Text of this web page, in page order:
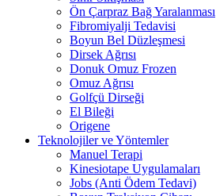
Ön Çarpraz Bağ Yaralanması
Fibromiyalji Tedavisi
Boyun Bel Düzleşmesi
Dirsek Ağrısı
Donuk Omuz Frozen
Omuz Ağrısı
Golfçü Dirseği
El Bileği
Origene
Teknolojiler ve Yöntemler
Manuel Terapi
Kinesiotape Uygulamaları
Jobs (Anti Ödem Tedavi)